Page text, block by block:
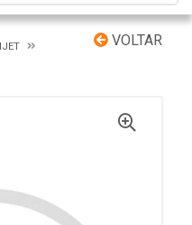
VOLTAR